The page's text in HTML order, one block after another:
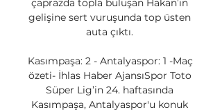
çaprazda topla buluşan Hakan’ın
gelişine sert vuruşunda top üsten
auta çıktı.
Kasımpaşa: 2 - Antalyaspor: 1 -Maç
özeti- İhlas Haber AjansıSpor Toto
Süper Lig’in 24. haftasında
Kasımpaşa, Antalyaspor'u konuk